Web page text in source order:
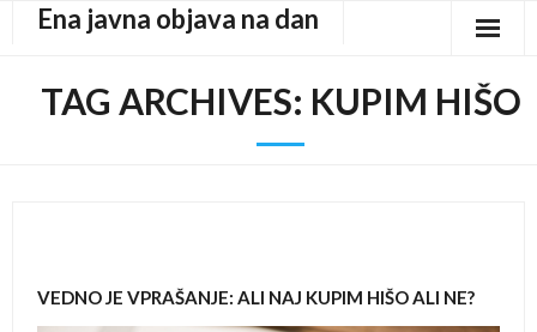
Ena javna objava na dan
TAG ARCHIVES: KUPIM HIŠO
VEDNO JE VPRAŠANJE: ALI NAJ KUPIM HIŠO ALI NE?